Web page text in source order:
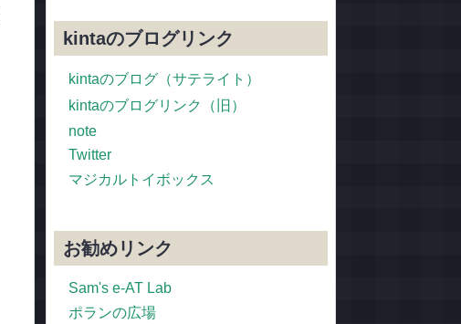
kintaのブログリンク
kintaのブログ（サテライト）
kintaのブログリンク（旧）
note
Twitter
マジカルトイボックス
お勧めリンク
Sam's e-AT Lab
ポランの広場